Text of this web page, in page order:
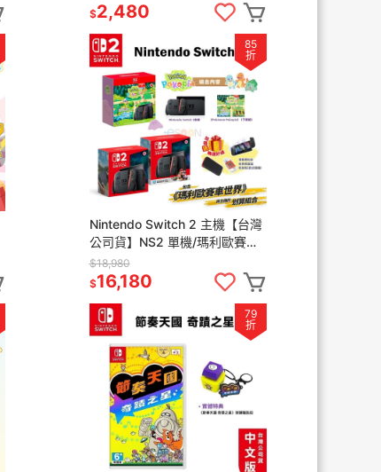
把
$2,480
85
折
Nintendo Switch 2 主機【台灣
公司貨】NS2 單機/瑪利歐賽
車/Pokopia 現貨 含配件組 原廠
保固
$18,980
$16,180
79
折